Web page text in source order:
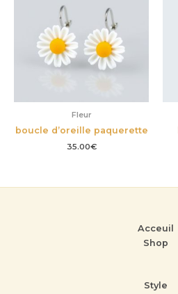
Fleur
boucle d’oreille paquerette
35.00€
Acceuil
Shop
Style